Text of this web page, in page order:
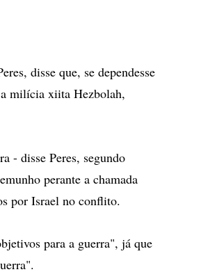
disse que, se dependesse
milícia xiita Hezbolah,
- disse Peres, segundo
perante a chamada
por Israel no conflito.
para a guerra", já que